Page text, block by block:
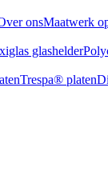
onsMaatwerk
glashelder
Trespa® platen